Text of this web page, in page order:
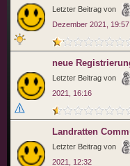
Letzter Beitrag von
Dezember 2021, 19:57
neue
Letzter Beitrag von
2021, 16:16
Landratten
Letzter Beitrag von
2021, 12:32